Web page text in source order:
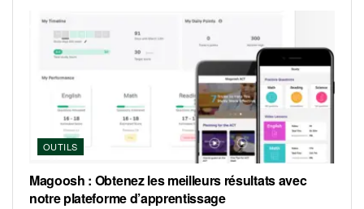
OUTILS
Magoosh : Obtenez les meilleurs résultats avec
notre plateforme d’apprentissage